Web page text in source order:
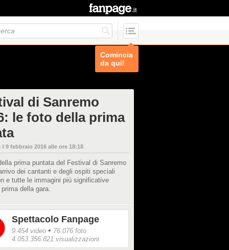
Comincia
da qui!
di Sanremo
le foto della prima
il 9 febbraio 2016 alle ore 18:18
prima puntata del Festival di Sanremo
dei cantanti e degli ospiti speciali
e tutte le immagini più significative
della gara.
Spettacolo Fanpage
9.454 video • 76.076 foto
4.053.356.821 visualizzazioni